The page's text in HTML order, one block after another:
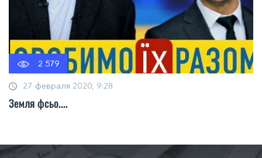
2 579
27 февраля 2020, 9:28
Земля фсьо....